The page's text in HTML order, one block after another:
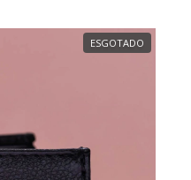
ESGOTADO